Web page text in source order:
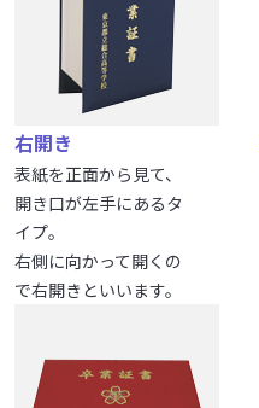
右開き
表紙を正面から見て、
開き口が左手にあるタ
イプ。
右側に向かって開くの
で右開きといいます。